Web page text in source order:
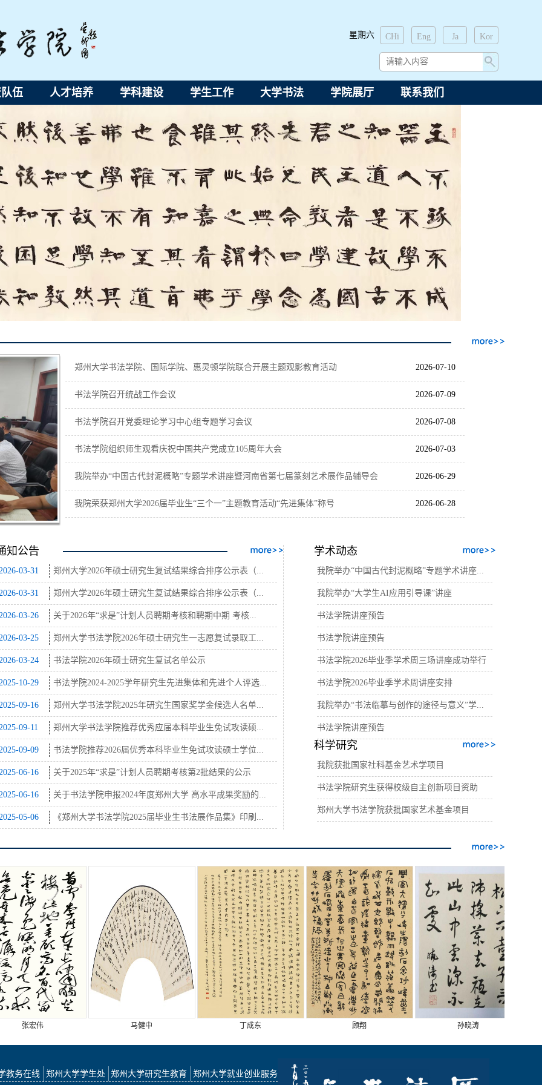
星期六 CHi Eng Ja Kor
伍 人才培养 学科建设 学生工作 大学书法 学院展厅 联系我们
郑州大学书法学院、国际学院、惠灵顿学院联合开展主题观影教育活动 2026-07-10
书法学院召开统战工作会议 2026-07-09
书法学院召开党委理论学习中心组专题学习会议 2026-07-08
书法学院组织师生观看庆祝中国共产党成立105周年大会 2026-07-03
我院举办“中国古代封泥概略”专题学术讲座暨河南省第七届篆刻艺术展作品辅导会 2026-06-29
我院荣获郑州大学2026届毕业生“三个一”主题教育活动“先进集体”称号 2026-06-28
知公告
03-31 郑州大学2026年硕士研究生复试结果综合排序公示表（...
03-31 郑州大学2026年硕士研究生复试结果综合排序公示表（...
03-26 关于2026年“求是”计划人员聘期考核和聘期中期 考核...
03-25 郑州大学书法学院2026年硕士研究生一志愿复试录取工...
03-24 书法学院2026年硕士研究生复试名单公示
10-29 书法学院2024-2025学年研究生先进集体和先进个人评选...
09-16 郑州大学书法学院2025年研究生国家奖学金候选人名单...
09-11 郑州大学书法学院推荐优秀应届本科毕业生免试攻读硕...
09-09 书法学院推荐2026届优秀本科毕业生免试攻读硕士学位...
06-16 关于2025年“求是”计划人员聘期考核第2批结果的公示
06-16 关于书法学院申报2024年度郑州大学 高水平成果奖励的...
05-06 《郑州大学书法学院2025届毕业生书法展作品集》印刷...
学术动态
我院举办“中国古代封泥概略”专题学术讲座...
我院举办“大学生AI应用引导课”讲座
书法学院讲座预告
书法学院讲座预告
书法学院2026毕业季学术周三场讲座成功举行
书法学院2026毕业季学术周讲座安排
我院举办“书法临摹与创作的途径与意义”学...
书法学院讲座预告
科学研究
我院获批国家社科基金艺术学项目
书法学院研究生获得校级自主创新项目资助
郑州大学书法学院获批国家艺术基金项目
张宏伟 马健中 丁成东 顾翔 孙晓涛
教务在线 郑州大学学生处 郑州大学研究生教育 郑州大学就业创业服务